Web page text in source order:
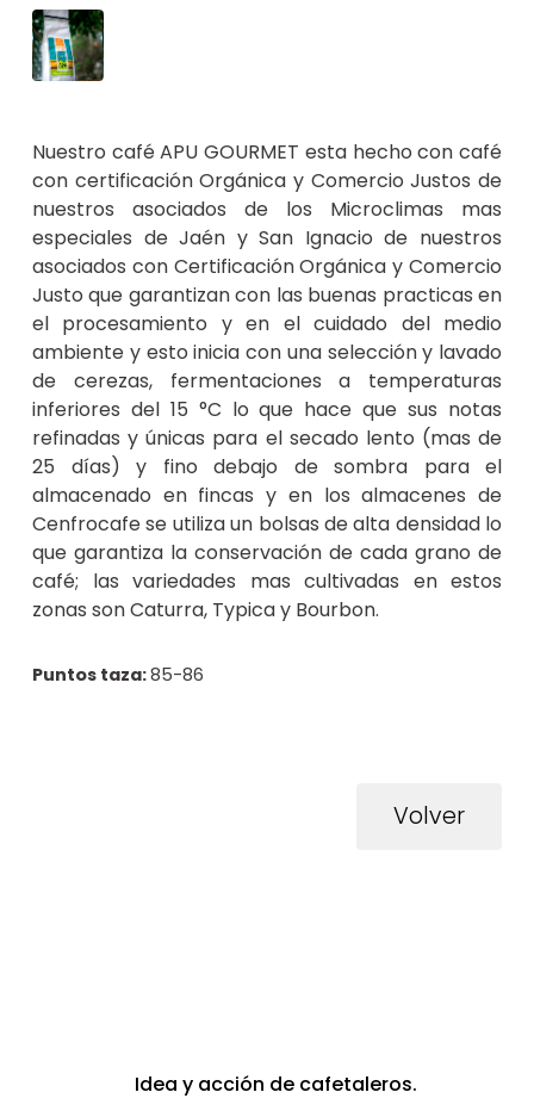
Nuestro café APU GOURMET esta hecho con café
con certificación Orgánica y Comercio Justos de
nuestros asociados de los Microclimas mas
especiales de Jaén y San Ignacio de nuestros
asociados con Certificación Orgánica y Comercio
Justo que garantizan con las buenas practicas en
el procesamiento y en el cuidado del medio
ambiente y esto inicia con una selección y lavado
de cerezas, fermentaciones a temperaturas
inferiores del 15 °C lo que hace que sus notas
refinadas y únicas para el secado lento (mas de
25 días) y fino debajo de sombra para el
almacenado en fincas y en los almacenes de
Cenfrocafe se utiliza un bolsas de alta densidad lo
que garantiza la conservación de cada grano de
café; las variedades mas cultivadas en estos
zonas son Caturra, Typica y Bourbon.
Puntos taza:85-86
Volver
Idea y acción de cafetaleros.